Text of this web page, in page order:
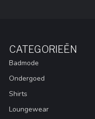
CATEGORIEËN
Badmode
Ondergoed
Shirts
Loungewear